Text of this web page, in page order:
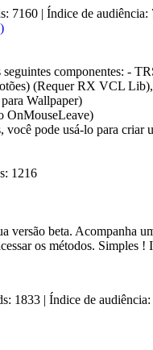
7160 | Índice de audiência:
seguintes componentes: -
(Requer RX VCL Lib),
Wallpaper)
OnMouseLeave)
pode usá-lo para criar
1216
versão beta. Acompanha
os métodos. Simples
1833 | Índice de